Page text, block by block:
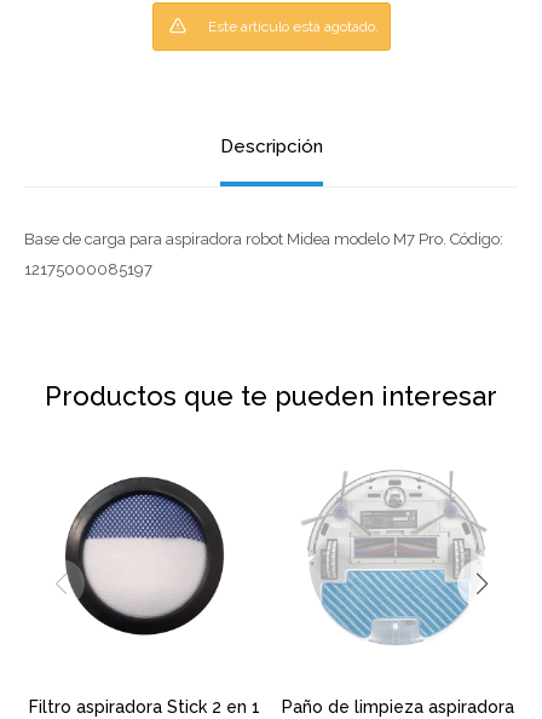
Este artículo está agotado.
Descripción
Base de carga para aspiradora robot Midea modelo M7 Pro. Código:
12175000085197
Productos que te pueden interesar
Filtro aspiradora Stick 2 en 1
Paño de limpieza aspiradora